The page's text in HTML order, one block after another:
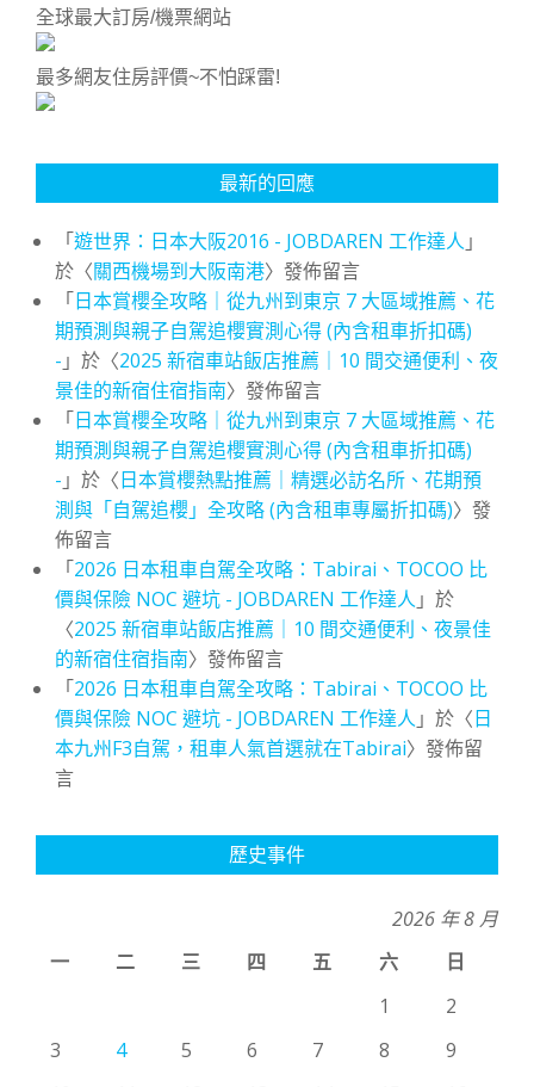
全球最大訂房/機票網站
最多網友住房評價~不怕踩雷!
最新的回應
「遊世界：日本大阪2016 - JOBDAREN 工作達人 」
於〈關西機場到大阪南港〉發佈留言
「日本賞櫻全攻略｜從九州到東京 7 大區域推薦、花
期預測與親子自駕追櫻實測心得 (內含租車折扣碼)
- 」於〈2025 新宿車站飯店推薦｜10 間交通便利、夜
景佳的新宿住宿指南〉發佈留言
「日本賞櫻全攻略｜從九州到東京 7 大區域推薦、花
期預測與親子自駕追櫻實測心得 (內含租車折扣碼)
- 」於〈日本賞櫻熱點推薦｜精選必訪名所、花期預
測與「自駕追櫻」全攻略 (內含租車專屬折扣碼)〉發
佈留言
「2026 日本租車自駕全攻略：Tabirai、TOCOO 比
價與保險 NOC 避坑 - JOBDAREN 工作達人 」於
〈2025 新宿車站飯店推薦｜10 間交通便利、夜景佳
的新宿住宿指南〉發佈留言
「2026 日本租車自駕全攻略：Tabirai、TOCOO 比
價與保險 NOC 避坑 - JOBDAREN 工作達人 」於〈日
本九州F3自駕，租車人氣首選就在Tabirai〉發佈留
言
歷史事件
2026 年 8 月
一
二 三 四 五 六
日
1
2
3
4 5 6 7 8
9